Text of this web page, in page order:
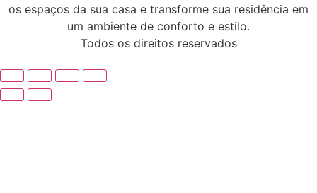
os espaços da sua casa e transforme sua residência em
um ambiente de conforto e estilo.
Todos os direitos reservados